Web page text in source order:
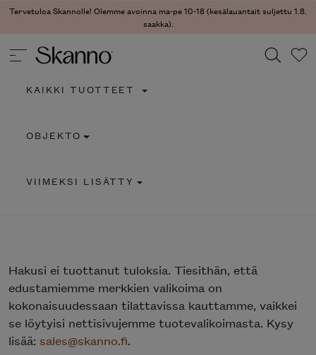
Tervetuloa Skannolle! Olemme avoinna ma-pe 10-18 (kesälauantait suljettu 1.8.
saakka).
Type 2 or more characters for results.
KAIKKI TUOTTEET
OBJEKTO
VIIMEKSI LISÄTTY
Hakusi ei tuottanut tuloksia. Tiesithän, että
edustamiemme merkkien valikoima on
kokonaisuudessaan tilattavissa kauttamme, vaikkei
se löytyisi nettisivujemme tuotevalikoimasta. Kysy
lisää: sales@skanno.fi.